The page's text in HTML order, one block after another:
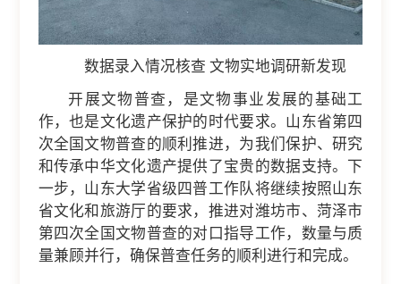
数据录入情况核查 文物实地调研新发现
开展文物普查，是文物事业发展的基础工
作，也是文化遗产保护的时代要求。山东省第四
次全国文物普查的顺利推进，为我们保护、研究
和传承中华文化遗产提供了宝贵的数据支持。下
一步，山东大学省级四普工作队将继续按照山东
省文化和旅游厅的要求，推进对潍坊市、菏泽市
第四次全国文物普查的对口指导工作，数量与质
量兼顾并行，确保普查任务的顺利进行和完成。